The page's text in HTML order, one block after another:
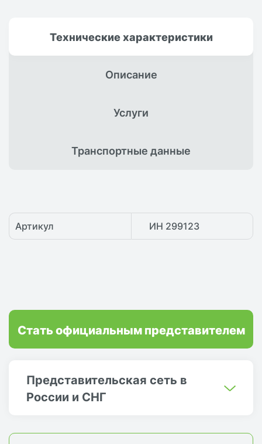
Техническиехарактеристики
Описание
Услуги
Транспортныеданные
Артикул ИН 299123
Представительская сеть в
России и СНГ
Стать официальным представителем